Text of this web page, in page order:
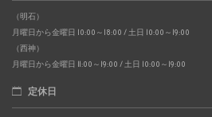
（明石）
月曜日から金曜日 10:00～18:00 / 土日 10:00～19:00
（西神）
月曜日から金曜日 11:00～19:00 / 土日 10:00～19:00
定休日